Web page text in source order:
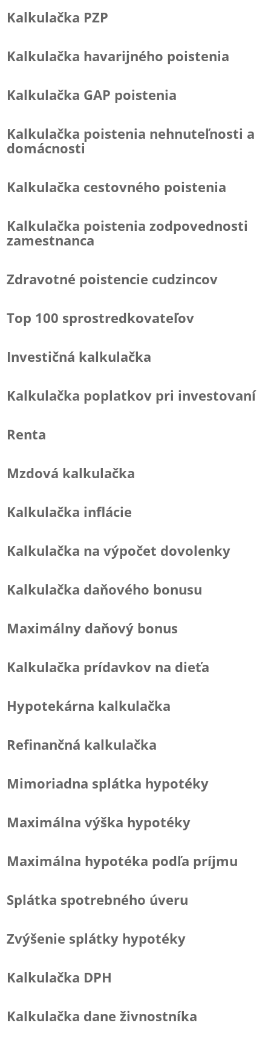
Kalkulačka PZP
Kalkulačka havarijného poistenia
Kalkulačka GAP poistenia
Kalkulačka poistenia nehnuteľnosti a
domácnosti
Kalkulačka cestovného poistenia
Kalkulačka poistenia zodpovednosti
zamestnanca
Zdravotné poistencie cudzincov
Top 100 sprostredkovateľov
Investičná kalkulačka
Kalkulačka poplatkov pri investovaní
Renta
Mzdová kalkulačka
Kalkulačka inflácie
Kalkulačka na výpočet dovolenky
Kalkulačka daňového bonusu
Maximálny daňový bonus
Kalkulačka prídavkov na dieťa
Hypotekárna kalkulačka
Refinančná kalkulačka
Mimoriadna splátka hypotéky
Maximálna výška hypotéky
Maximálna hypotéka podľa príjmu
Splátka spotrebného úveru
Zvýšenie splátky hypotéky
Kalkulačka DPH
Kalkulačka dane živnostníka